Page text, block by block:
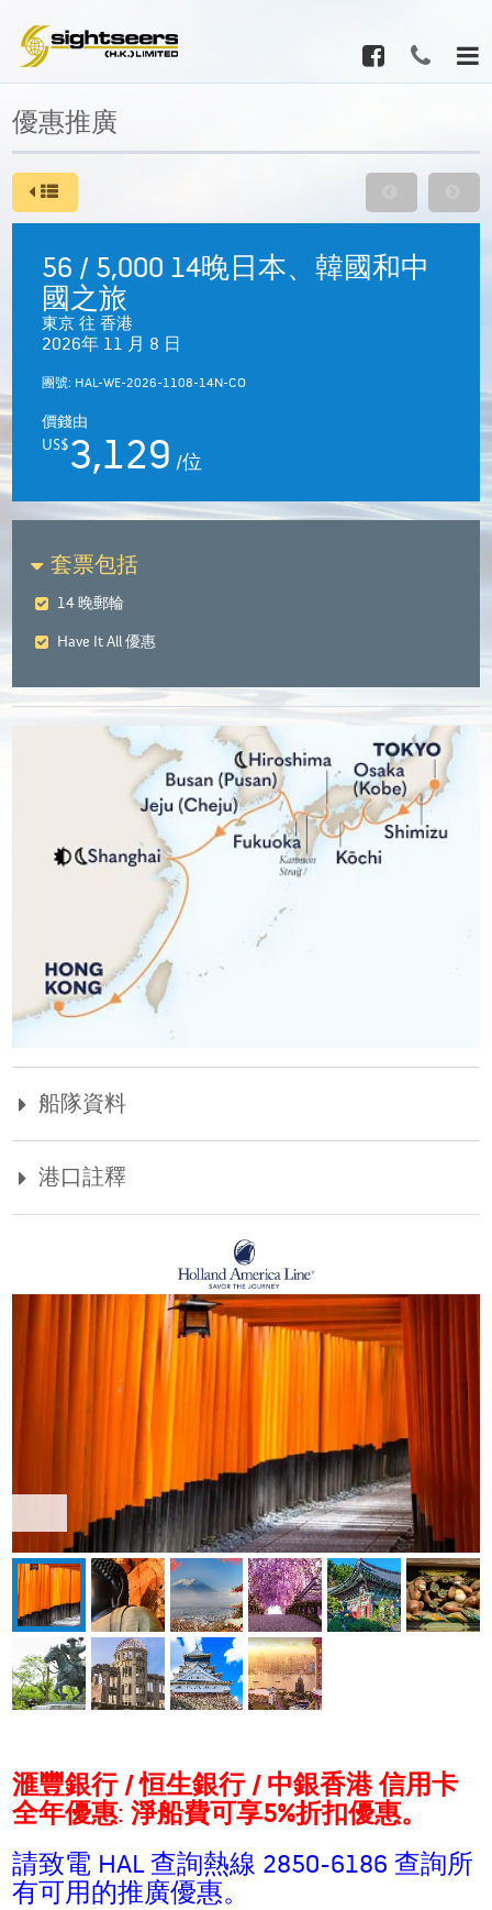
優惠推廣
56 / 5,000 14晚日本、韓國和中
國之旅
東京 往 香港
2026年 11 月 8 日
團號: HAL-WE-2026-1108-14N-CO
價錢由
US$3,129 /位
套票包括
14 晚郵輪
Have It All 優惠
船隊資料
港口註釋
滙豐銀行/恒生銀行 / 中銀香港 信用卡
全年優惠: 淨船費可享5%折扣優惠。
請致電 HAL 查詢熱線 2850-6186 查詢所
有可用的推廣優惠。